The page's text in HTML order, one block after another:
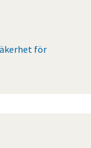
för
öppnas i